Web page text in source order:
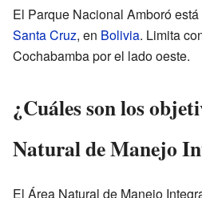
El Parque Nacional Amboró está
Santa Cruz, en Bolivia. Limita
Cochabamba por el lado oeste.
¿Cuáles son los
Natural de Manejo
El Área Natural de Manejo